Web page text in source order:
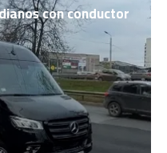
con conductor